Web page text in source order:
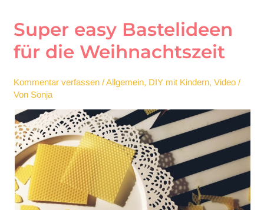
Super easy Bastelideen
für die Weihnachtszeit
Kommentar verfassen /Allgemein, DIY mit Kindern,Video /
VonSonja